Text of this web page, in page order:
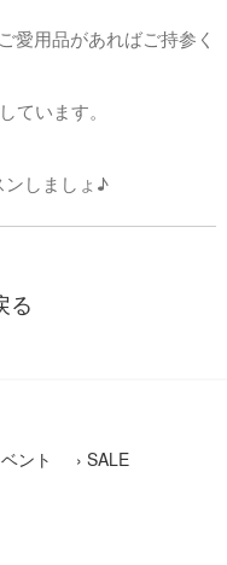
愛用品があればご持参く
ています。
しましょ♪
ント SALE